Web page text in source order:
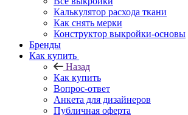
Калькулятор расхода ткани
Как снять мерки
Конструктор выкройки-основы
Бренды
Как купить
Назад
Как купить
Вопрос-ответ
Анкета для дизайнеров
Публичная оферта